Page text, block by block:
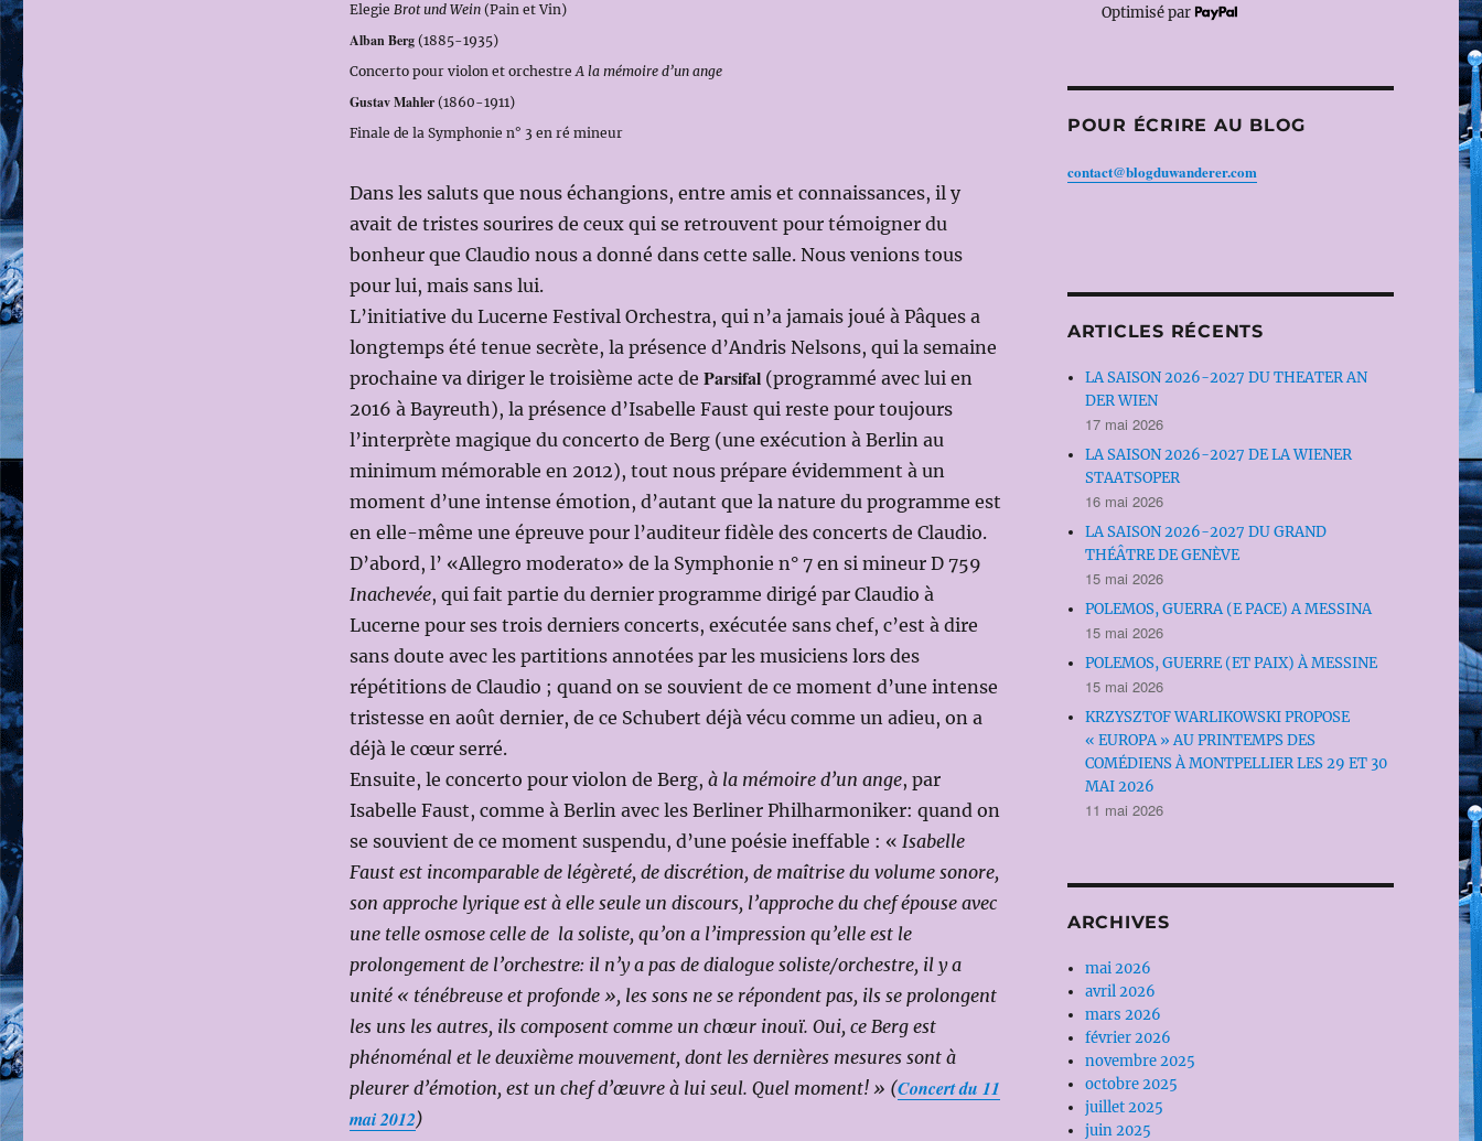
Elegie Brot und Wein(Pain et Vin)
Alban Berg(1885-1935)
Concerto pour violon et orchestreA la mémoire d’un ange
Gustav Mahler(1860-1911)
Finale de la Symphonie n° 3 en ré mineur
Dans les saluts que nous échangions, entre amis et connaissances, il y
avait de tristes sourires de ceux qui se retrouvent pour témoigner du
bonheur que Claudio nous a donné dans cette salle. Nous venions tous
pour lui, mais sans lui.
L’initiative du Lucerne Festival Orchestra, qui n’a jamais joué à Pâques a
longtemps été tenue secrète, la présence d’Andris Nelsons, qui la semaine
prochaine va diriger le troisième acte de Parsifal(programmé avec lui en
2016 à Bayreuth), la présence d’Isabelle Faust qui reste pour toujours
l’interprète magique du concerto de Berg (une exécution à Berlin au
minimum mémorable en 2012), tout nous prépare évidemment à un
moment d’une intense émotion, d’autant que la nature du programme est
en elle-même une épreuve pour l’auditeur fidèle des concerts de Claudio.
D’abord, l’ «Allegro moderato» de la Symphonie n° 7 en si mineur D 759
Inachevée, qui fait partie du dernier programme dirigé par Claudio à
Lucerne pour ses trois derniers concerts, exécutée sans chef, c’est à dire
sans doute avec les partitions annotées par les musiciens lors des
répétitions de Claudio ; quand on se souvient de ce moment d’une intense
tristesse en août dernier, de ce Schubert déjà vécu comme un adieu, on a
déjà le cœur serré.
Ensuite, le concerto pour violon de Berg, à la mémoire d’un ange, par
Isabelle Faust, comme à Berlin avec les Berliner Philharmoniker: quand on
se souvient de ce moment suspendu, d’une poésie ineffable : « Isabelle
Faust est incomparable de légèreté, de discrétion, de maîtrise du volume sonore,
son approche lyrique est à elle seule un discours, l’approche du chef épouse avec
une telle osmose celle de la soliste, qu’on a l’impression qu’elle est le
prolongement de l’orchestre: il n’y a pas de dialogue soliste/orchestre, il y a
unité « ténébreuse et profonde », les sons ne se répondent pas, ils se prolongent
les uns les autres, ils composent comme un chœur inouï. Oui, ce Berg est
phénoménal et le deuxième mouvement, dont les dernières mesures sont à
pleurer d’émotion, est un chef d’œuvre à lui seul. Quel moment! » (Concert du 11
mai 2012)
Optimisé par
POUR ÉCRIRE AU BLOG
contact@blogduwanderer.com
ARTICLES RÉCENTS
LA SAISON 2026-2027 DU THEATER AN
DER WIEN
17 mai 2026
LA SAISON 2026-2027 DE LA WIENER
STAATSOPER
16 mai 2026
LA SAISON 2026-2027 DU GRAND
THÉÂTRE DE GENÈVE
15 mai 2026
POLEMOS, GUERRA (E PACE) A MESSINA
15 mai 2026
POLEMOS, GUERRE (ET PAIX) À MESSINE
15 mai 2026
KRZYSZTOF WARLIKOWSKI PROPOSE
« EUROPA » AU PRINTEMPS DES
COMÉDIENS À MONTPELLIER LES 29 ET 30
MAI 2026
11 mai 2026
ARCHIVES
mai 2026
avril 2026
mars 2026
février 2026
novembre 2025
octobre 2025
juillet 2025
juin 2025